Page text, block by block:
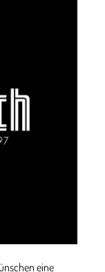
eine